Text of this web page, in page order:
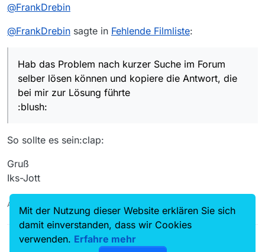
@FrankDrebin
@FrankDrebin sagte in Fehlende Filmliste:
Hab das Problem nach kurzer Suche im Forum
selber lösen können und kopiere die Antwort, die
bei mir zur Lösung führte
:blush:
So sollte es sein:clap:
Gruß
Iks-Jott
Auch ein Maulwurfn findet mal ein Huhn!
Mit der Nutzung dieser Website erklären Sie sich
damit einverstanden, dass wir Cookies
verwenden. Erfahre mehr